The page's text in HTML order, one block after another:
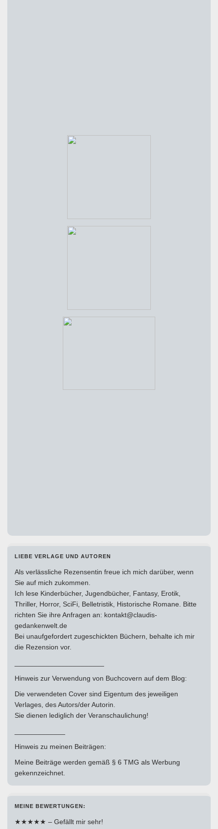
LIEBE VERLAGE UND AUTOREN
Als verlässliche Rezensentin freue ich mich darüber, wenn
Sie auf mich zukommen.
Ich lese Kinderbücher, Jugendbücher, Fantasy, Erotik,
Thriller, Horror, SciFi, Belletristik, Historische Romane. Bitte
richten Sie ihre Anfragen an: kontakt@claudis-
gedankenwelt.de
Bei unaufgefordert zugeschickten Büchern, behalte ich mir
die Rezension vor.
Hinweis zur Verwendung von Buchcovern auf dem Blog:
Die verwendeten Cover sind Eigentum des jeweiligen
Verlages, des Autors/der Autorin.
Sie dienen lediglich der Veranschaulichung!
Hinweis zu meinen Beiträgen:
Meine Beiträge werden gemäß § 6 TMG als Werbung
gekennzeichnet.
MEINE BEWERTUNGEN:
★★★★★ – Gefällt mir sehr!